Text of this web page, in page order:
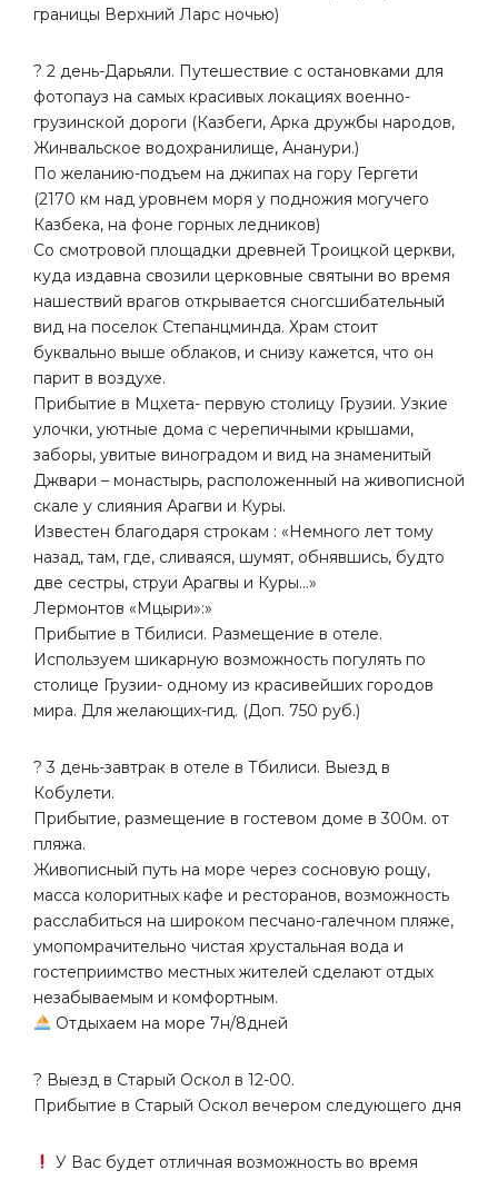
границы Верхний Ларс ночью)
? 2 день-Дарьяли. Путешествие с остановками для
фотопауз на самых красивых локациях военно-
грузинской дороги (Казбеги, Арка дружбы народов,
Жинвальское водохранилище, Ананури.)
По желанию-подъем на джипах на гору Гергети
(2170 км над уровнем моря у подножия могучего
Казбека, на фоне горных ледников)
Со смотровой площадки древней Троицкой церкви,
куда издавна свозили церковные святыни во время
нашествий врагов открывается сногсшибательный
вид на поселок Степанцминда. Храм стоит
буквально выше облаков, и снизу кажется, что он
парит в воздухе.
Прибытие в Мцхета- первую столицу Грузии. Узкие
улочки, уютные дома с черепичными крышами,
заборы, увитые виноградом и вид на знаменитый
Джвари – монастырь, расположенный на живописной
скале у слияния Арагви и Куры.
Известен благодаря строкам : «Немного лет тому
назад, там, где, сливаяся, шумят, обнявшись, будто
две сестры, струи Арагвы и Куры…»
Лермонтов «Мцыри»:»
Прибытие в Тбилиси. Размещение в отеле.
Используем шикарную возможность погулять по
столице Грузии- одному из красивейших городов
мира. Для желающих-гид. (Доп. 750 руб.)
? 3 день-завтрак в отеле в Тбилиси. Выезд в
Кобулети.
Прибытие, размещение в гостевом доме в 300м. от
пляжа.
Живописный путь на море через сосновую рощу,
масса колоритных кафе и ресторанов, возможность
расслабиться на широком песчано-галечном пляже,
умопомрачительно чистая хрустальная вода и
гостеприимство местных жителей сделают отдых
незабываемым и комфортным.
Отдыхаем на море 7н/8дней
? Выезд в Старый Оскол в 12-00.
Прибытие в Старый Оскол вечером следующего дня
У Вас будет отличная возможность во время